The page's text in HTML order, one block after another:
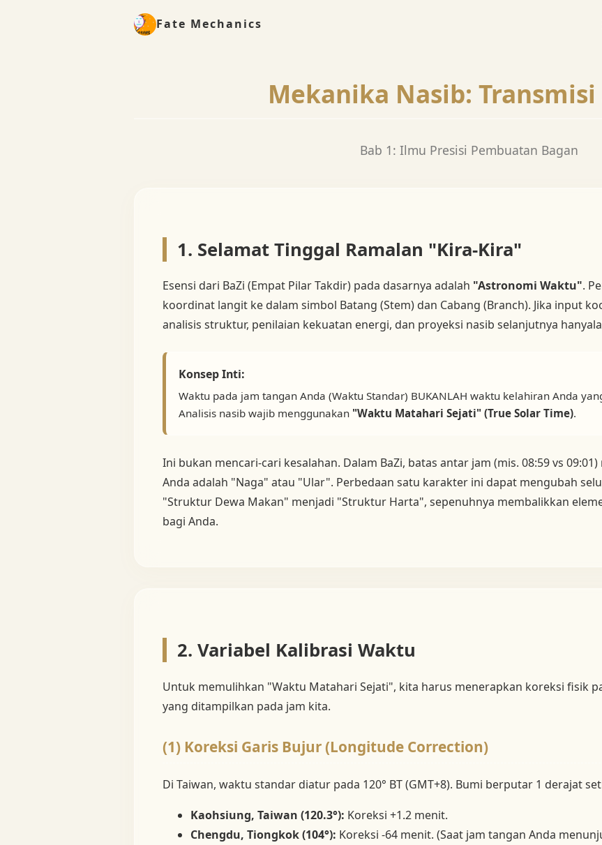
Fate Mechanics
Mekanika Nasib: Transmisi
Bab 1: Ilmu Presisi Pembuatan Bagan
1. Selamat Tinggal Ramalan "Kira-Kira"
Esensi dari BaZi (Empat Pilar Takdir) pada dasarnya adalah "Astronomi Waktu".
koordinat langit ke dalam simbol Batang (Stem) dan Cabang (Branch). Jika input
analisis struktur, penilaian kekuatan energi, dan proyeksi nasib selanjutnya
Konsep Inti:
Waktu pada jam tangan Anda (Waktu Standar) BUKANLAH waktu kelahiran Anda
Analisis nasib wajib menggunakan "Waktu Matahari Sejati" (True Solar Time).
Ini bukan mencari-cari kesalahan. Dalam BaZi, batas antar jam (mis. 08:59 vs
Anda adalah "Naga" atau "Ular". Perbedaan satu karakter ini dapat mengubah
"Struktur Dewa Makan" menjadi "Struktur Harta", sepenuhnya membalikkan
bagi Anda.
2. Variabel Kalibrasi Waktu
Untuk memulihkan "Waktu Matahari Sejati", kita harus menerapkan koreksi fisik
yang ditampilkan pada jam kita.
(1) Koreksi Garis Bujur (Longitude Correction)
Di Taiwan, waktu standar diatur pada 120° BT (GMT+8). Bumi berputar 1 derajat
Kaohsiung, Taiwan (120.3°): Koreksi +1.2 menit.
Chengdu, Tiongkok (104°): Koreksi -64 menit. (Saat jam tangan Anda